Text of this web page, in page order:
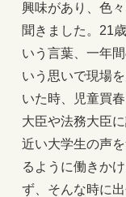
興味があり、色
聞きました。21
いう言葉、一年
いう思いで現場
いた時、児童買
大臣や法務大臣
近い大学生の声
るように働きか
ず、そんな時に